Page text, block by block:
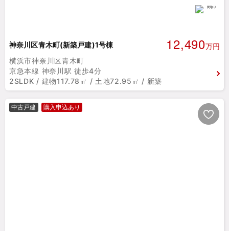
神奈川区青木町(新築戸建)1号棟 12,490万円
横浜市神奈川区青木町
京急本線 神奈川駅 徒歩4分
2SLDK / 建物117.78㎡ / 土地72.95㎡ / 新築
中古戸建 購入申込あり